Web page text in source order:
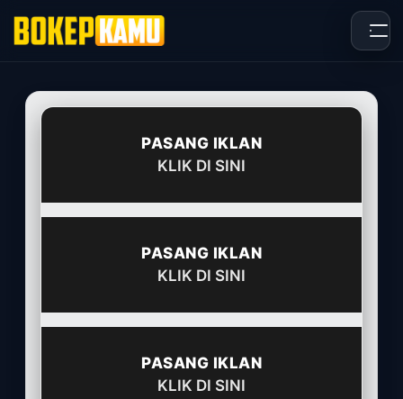
PASANG IKLAN
KLIK DI SINI
PASANG IKLAN
KLIK DI SINI
PASANG IKLAN
KLIK DI SINI